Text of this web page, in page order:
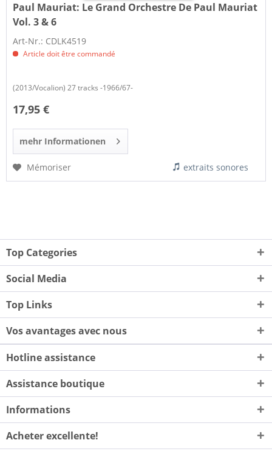
Paul Mauriat: Le Grand Orchestre De Paul Mauriat
Vol. 3 & 6
Art-Nr.: CDLK4519
Article doit être commandé
(2013/Vocalion) 27 tracks -1966/67-
17,95 €
mehr Informationen
Mémoriser extraits sonores
Top Categories
Social Media
Top Links
Vos avantages avec nous
Hotline assistance
Assistance boutique
Informations
Acheter excellente!